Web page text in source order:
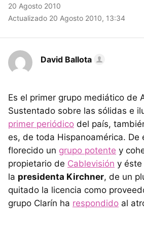
20 Agosto 2010
Actualizado 20 Agosto 2010, 13:34
David Ballota
Es el primer grupo mediático de
Sustentado sobre las sólidas e
primer periódico del país,
es, de toda Hispanoamérica. De
florecido un grupo potente y
propietario de Cablevisión y éste
la presidenta Kirchner, de un
quitado la licencia como
grupo Clarín ha respondido al